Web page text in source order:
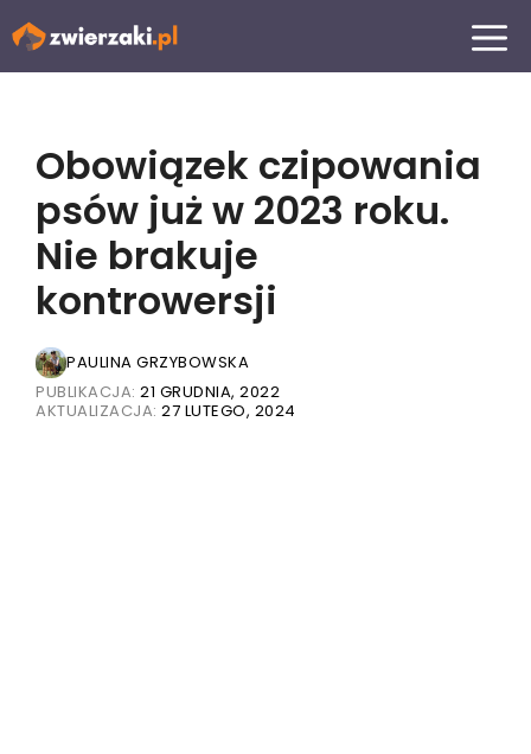
Przejdź
MENU
Obowiązek czipowania
psów już w 2023 roku.
Nie brakuje
kontrowersji
PAULINA GRZYBOWSKA
PUBLIKACJA: 21 GRUDNIA, 2022
AKTUALIZACJA: 27 LUTEGO, 2024